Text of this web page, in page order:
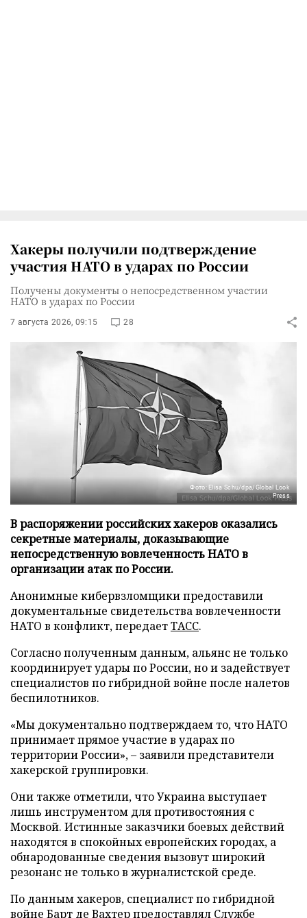
Хакеры получили подтверждение
участия НАТО в ударах по России
Получены документы о непосредственном участии
НАТО в ударах по России
7 августа 2026, 09:15 28
Фото: Elisa Schu/dpa/Global Look
Press
В распоряжении российских хакеров оказались
секретные материалы, доказывающие
непосредственную вовлеченность НАТО в
организации атак по России.
Анонимные кибервзломщики предоставили
документальные свидетельства вовлеченности
НАТО в конфликт, передаетТАСС.
Согласно полученным данным, альянс не только
координирует удары по России, но и задействует
специалистов по гибридной войне после налетов
беспилотников.
«Мы документально подтверждаем то, что НАТО
принимает прямое участие в ударах по
территории России», – заявили представители
хакерской группировки.
Они также отметили, что Украина выступает
лишь инструментом для противостояния с
Москвой. Истинные заказчики боевых действий
находятся в спокойных европейских городах, а
обнародованные сведения вызовут широкий
резонанс не только в журналистской среде.
По данным хакеров, специалист по гибридной
войне Барт де Вахтер предоставлял Службе